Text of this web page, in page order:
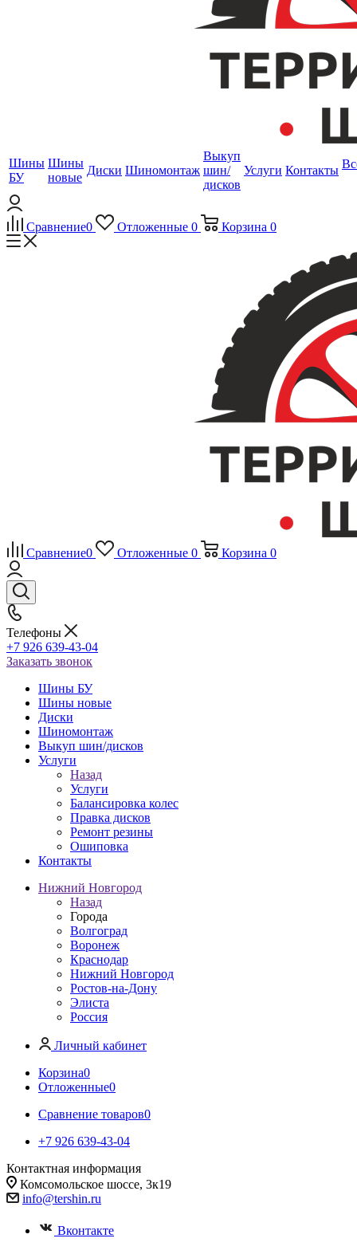
Шины
БУ
Шины
новые
Диски Шиномонтаж
Выкуп
шин/
дисков
Услуги Контакты
Сравнение0 Отложенные 0 Корзина 0
Сравнение0 Отложенные 0 Корзина 0
Телефоны
+7 926 639-43-04
Заказать звонок
Шины БУ
Шины новые
Диски
Шиномонтаж
Выкуп шин/дисков
Услуги
Назад
Услуги
Балансировка колес
Правка дисков
Ремонт резины
Ошиповка
Контакты
Нижний Новгород
Назад
Города
Волгоград
Воронеж
Краснодар
Нижний Новгород
Ростов-на-Дону
Элиста
Россия
Личный кабинет
Корзина0
Отложенные0
Сравнение товаров0
+7 926 639-43-04
Контактная информация
Комсомольское шоссе, 3к19
info@tershin.ru
Вконтакте